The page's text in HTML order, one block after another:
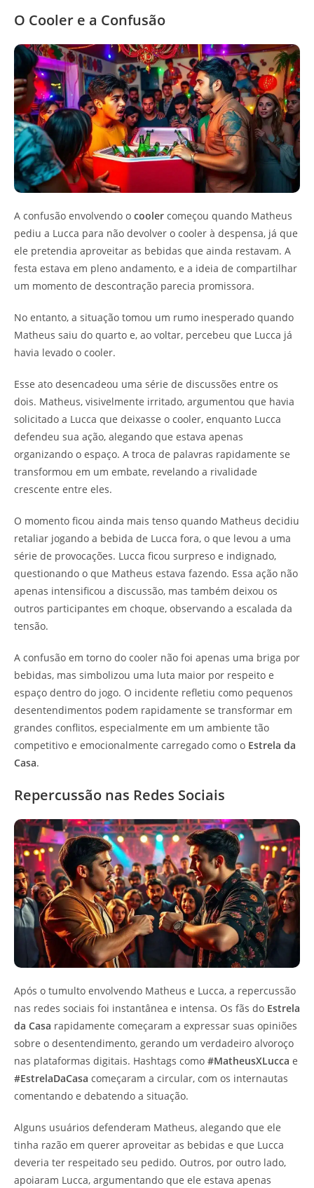
O Cooler e a Confusão
A confusão envolvendo o cooler começou quando Matheus
pediu a Lucca para não devolver o cooler à despensa, já que
ele pretendia aproveitar as bebidas que ainda restavam. A
festa estava em pleno andamento, e a ideia de compartilhar
um momento de descontração parecia promissora.
No entanto, a situação tomou um rumo inesperado quando
Matheus saiu do quarto e, ao voltar, percebeu que Lucca já
havia levado o cooler.
Esse ato desencadeou uma série de discussões entre os
dois. Matheus, visivelmente irritado, argumentou que havia
solicitado a Lucca que deixasse o cooler, enquanto Lucca
defendeu sua ação, alegando que estava apenas
organizando o espaço. A troca de palavras rapidamente se
transformou em um embate, revelando a rivalidade
crescente entre eles.
O momento ficou ainda mais tenso quando Matheus decidiu
retaliar jogando a bebida de Lucca fora, o que levou a uma
série de provocações. Lucca ficou surpreso e indignado,
questionando o que Matheus estava fazendo. Essa ação não
apenas intensificou a discussão, mas também deixou os
outros participantes em choque, observando a escalada da
tensão.
A confusão em torno do cooler não foi apenas uma briga por
bebidas, mas simbolizou uma luta maior por respeito e
espaço dentro do jogo. O incidente refletiu como pequenos
desentendimentos podem rapidamente se transformar em
grandes conflitos, especialmente em um ambiente tão
competitivo e emocionalmente carregado como o Estrela da
Casa.
Repercussão nas Redes Sociais
Após o tumulto envolvendo Matheus e Lucca, a repercussão
nas redes sociais foi instantânea e intensa. Os fãs do Estrela
da Casa rapidamente começaram a expressar suas opiniões
sobre o desentendimento, gerando um verdadeiro alvoroço
nas plataformas digitais. Hashtags como #MatheusXLucca e
#EstrelaDaCasa começaram a circular, com os internautas
comentando e debatendo a situação.
Alguns usuários defenderam Matheus, alegando que ele
tinha razão em querer aproveitar as bebidas e que Lucca
deveria ter respeitado seu pedido. Outros, por outro lado,
apoiaram Lucca, argumentando que ele estava apenas